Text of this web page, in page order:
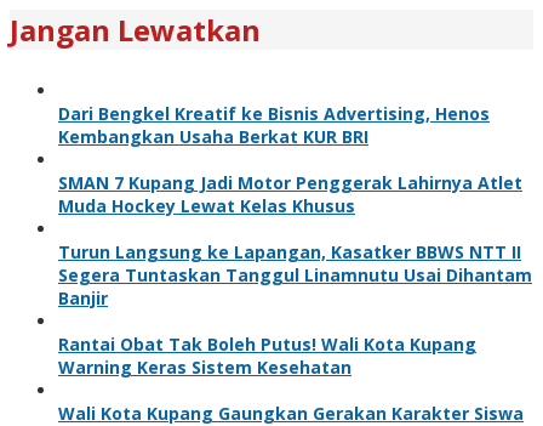
Jangan Lewatkan
Dari Bengkel Kreatif ke Bisnis Advertising, Henos
Kembangkan Usaha Berkat KUR BRI
SMAN 7 Kupang Jadi Motor Penggerak Lahirnya Atlet
Muda Hockey Lewat Kelas Khusus
Turun Langsung ke Lapangan, Kasatker BBWS NTT II
Segera Tuntaskan Tanggul Linamnutu Usai Dihantam
Banjir
Rantai Obat Tak Boleh Putus! Wali Kota Kupang
Warning Keras Sistem Kesehatan
Wali Kota Kupang Gaungkan Gerakan Karakter Siswa